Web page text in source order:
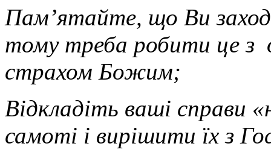
Пам’ятайте, що Ви
тому треба робити це з
страхом Божим;
Відкладіть ваші справи
самоті і вирішити їх з